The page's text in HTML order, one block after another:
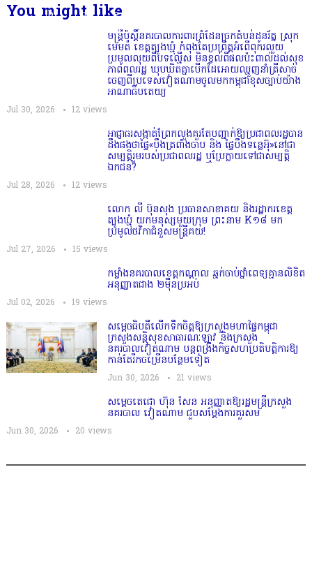
You might like
មន្ត្រីប៉ុស្តិ៍នគរបាលការពារព្រំដែនច្រកតំបន់ដូនរ័ត្ន ស្រុក
មេមត់ ខេត្តត្បូងឃ្មុំ កំពុងតែប្រព្រឹត្តអំពើពុករលួយ
ប្រមូលលុយពីបទល្មើស មិនខ្វល់ពីផលប៉ះពាល់ដល់សុខ
ភាពពលរដ្ឋ ឃុបឃិតគ្នាបើកដៃអោយឈ្មួញនាំត្រីសាច់
ចេញពីប្រទេសវៀតណាមចូលមកកម្ពុជាខុសច្បាប់យ៉ាង
អាណាធិបតេយ្យ
Jul 30, 2026 12views
អាជ្ញាធរសង្កាត់ព្រែកលួងគួរតែបញ្ជាក់ឱ្យប្រជាពលរដ្ឋបាន
ដឹងផងថាផ្ទៃ«បឹងត្រពាំងចាប និង ផ្ទៃបឹងទន្លេអ៊ុ»នៅជា
សម្បត្តិរួមរបស់ប្រជាពលរដ្ឋ ឬប្រែក្លាយទៅជាសម្បត្តិ
ឯកជន?
Jul 28, 2026 12views
លោក លី ប៊ុនសុង ប្រធានសាខាគយ និងរដ្ឋាករខេត្ត
ត្បូងឃ្មុំ យកមនុស្សមួយក្រុម ព្រះនាម K១៨ មក
ប្រមូលថវិកាជំនួសមន្ត្រីគយ!
Jul 27, 2026 15 views
កម្លាំងនគរបាលខេត្តកណ្ដាល ឆ្មក់ចាប់ថ្នាំពេទ្យគ្មានលិខិត
អនុញ្ញាតជាង ២ម៉ឺនប្រអប់
Jul 02, 2026 19 views
សម្តេច​ធិបតី​លេីកទឹកចិត្ត​ឱ្យក្រសួងមហាផ្ទៃកម្ពុជា
ក្រសួងសន្តិសុខសាធារណៈឡាវ និងក្រសួង
នគរបាលវៀតណាម បន្តពង្រឹងកិច្ចសហប្រតិបត្តិការឱ្យ
កាន់តែរីកចម្រើនបន្ថែមទៀត
Jun 30, 2026 21 views
សម្តេចតេជោ ហ៊ុន សែន អនុញ្ញាតឱ្យរដ្ឋមន្ត្រីក្រសួង
នគរបាល វៀតណាម ជួបសម្តែងការគួរសម
Jun 30, 2026 20 views